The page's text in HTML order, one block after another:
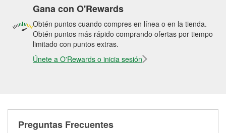
Gana con O'Rewards
Obtén puntos cuando compres en línea o en la tienda.
Obtén puntos más rápido comprando ofertas por tiempo
limitado con puntos extras.
Únete a O'Rewards o inicia sesión
Preguntas Frecuentes